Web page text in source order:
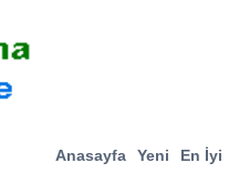
Anasayfa Yeni En İyi